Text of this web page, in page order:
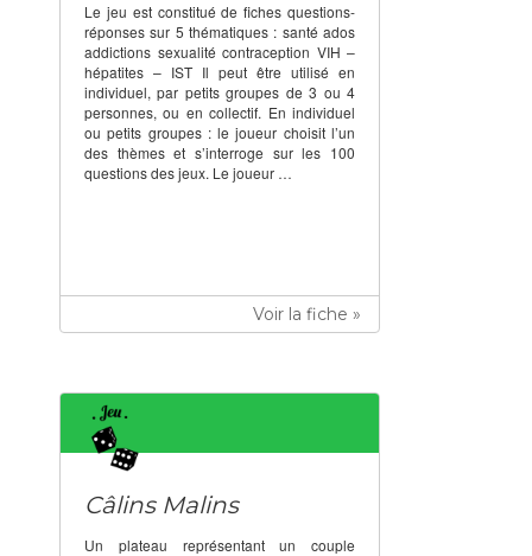
Le jeu est constitué de fiches questions-
réponses sur 5 thématiques : santé ados
addictions sexualité contraception VIH –
hépatites – IST Il peut être utilisé en
individuel, par petits groupes de 3 ou 4
personnes, ou en collectif. En individuel
ou petits groupes : le joueur choisit l’un
des thèmes et s’interroge sur les 100
questions des jeux. Le joueur …
Voir la fiche »
Câlins Malins
Un plateau représentant un couple